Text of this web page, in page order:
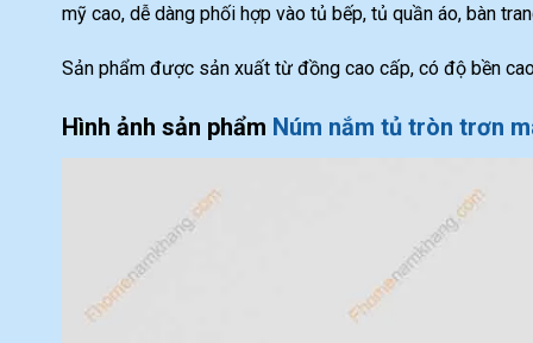
mỹ cao, dễ dàng phối hợp vào tủ bếp, tủ quần áo, bàn
Sản phẩm được sản xuất từ đồng cao cấp, có độ bền
Hình ảnh sản phẩm Núm nắm tủ tròn trơn